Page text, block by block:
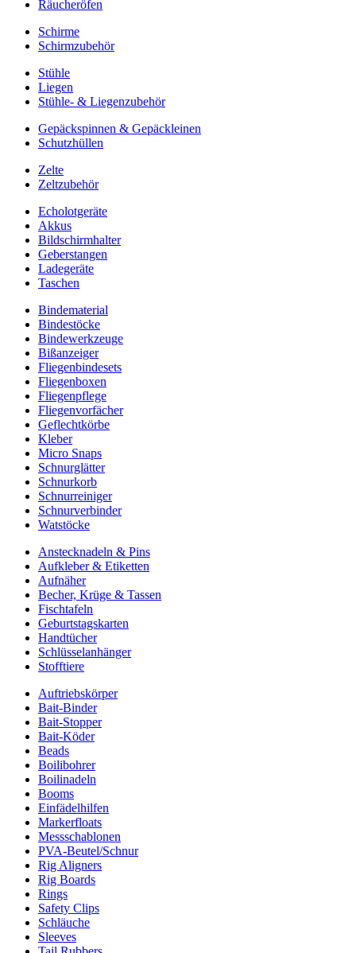
Räucheröfen
Schirme
Schirmzubehör
Stühle
Liegen
Stühle- & Liegenzubehör
Gepäckspinnen & Gepäckleinen
Schutzhüllen
Zelte
Zeltzubehör
Echolotgeräte
Akkus
Bildschirmhalter
Geberstangen
Ladegeräte
Taschen
Bindematerial
Bindestöcke
Bindewerkzeuge
Bißanzeiger
Fliegenbindesets
Fliegenboxen
Fliegenpflege
Fliegenvorfächer
Geflechtkörbe
Kleber
Micro Snaps
Schnurglätter
Schnurkorb
Schnurreiniger
Schnurverbinder
Watstöcke
Anstecknadeln & Pins
Aufkleber & Etiketten
Aufnäher
Becher, Krüge & Tassen
Fischtafeln
Geburtstagskarten
Handtücher
Schlüsselanhänger
Stofftiere
Auftriebskörper
Bait-Binder
Bait-Stopper
Bait-Köder
Beads
Boilibohrer
Boilinadeln
Booms
Einfädelhilfen
Markerfloats
Messschablonen
PVA-Beutel/Schnur
Rig Aligners
Rig Boards
Rings
Safety Clips
Schläuche
Sleeves